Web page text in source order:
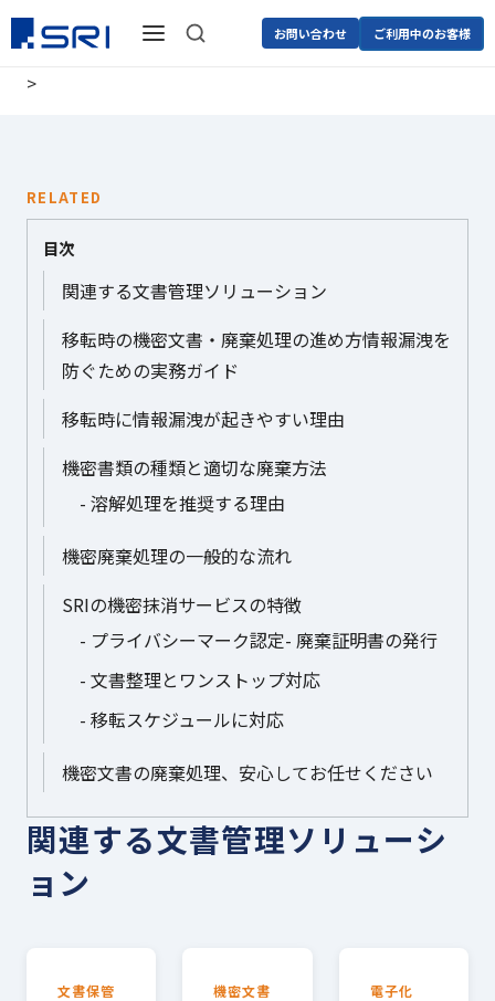
お問い合わせ ご利用中のお客様
>
RELATED
目次
関連する文書管理ソリューション
移転時の機密文書・廃棄処理の進め方情報漏洩を
防ぐための実務ガイド
移転時に情報漏洩が起きやすい理由
機密書類の種類と適切な廃棄方法
溶解処理を推奨する理由
機密廃棄処理の一般的な流れ
SRIの機密抹消サービスの特徴
プライバシーマーク認定 廃棄証明書の発行
文書整理とワンストップ対応
移転スケジュールに対応
機密文書の廃棄処理、安心してお任せください
関連する文書管理ソリューシ
ョン
文書保管
機密文書
電子化